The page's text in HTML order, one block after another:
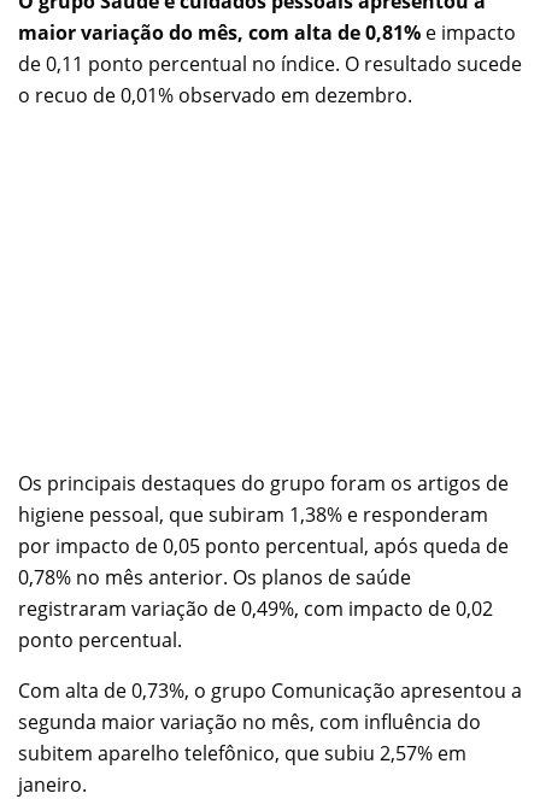
maior variação do mês, com alta de 0,81% e impacto
de 0,11 ponto percentual no índice. O resultado sucede
o recuo de 0,01% observado em dezembro.
Os principais destaques do grupo foram os artigos de
higiene pessoal, que subiram 1,38% e responderam
por impacto de 0,05 ponto percentual, após queda de
0,78% no mês anterior. Os planos de saúde
registraram variação de 0,49%, com impacto de 0,02
ponto percentual.
Com alta de 0,73%, o grupo Comunicação apresentou a
segunda maior variação no mês, com influência do
subitem aparelho telefônico, que subiu 2,57% em
janeiro.